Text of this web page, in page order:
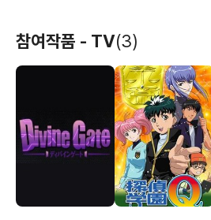
극장판 블리치:
메모리즈 오브
참여작품 - TV(3)